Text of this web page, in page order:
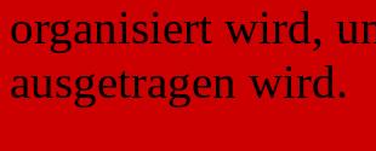
organisiert wird,
ausgetragen wird.